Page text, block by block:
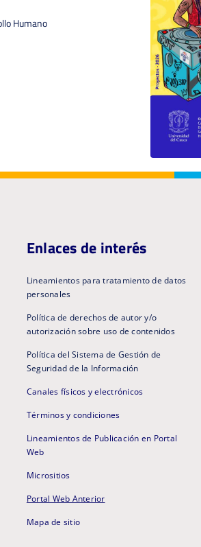
Humano
Enlaces de interés
Lineamientos para tratamiento de datos
personales
Política de derechos de autor y/o
autorización sobre uso de contenidos
Política del Sistema de Gestión de
Seguridad de la Información
Canales físicos y electrónicos
Términos y condiciones
Lineamientos de Publicación en Portal
Web
Micrositios
Portal Web Anterior
Mapa de sitio